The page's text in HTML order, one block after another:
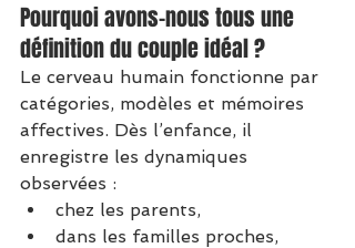
Pourquoi avons-nous tous une
définition du couple idéal ?
Le cerveau humain fonctionne par
catégories, modèles et mémoires
affectives. Dès l’enfance, il
enregistre les dynamiques
observées :
chez les parents,
dans les familles proches,